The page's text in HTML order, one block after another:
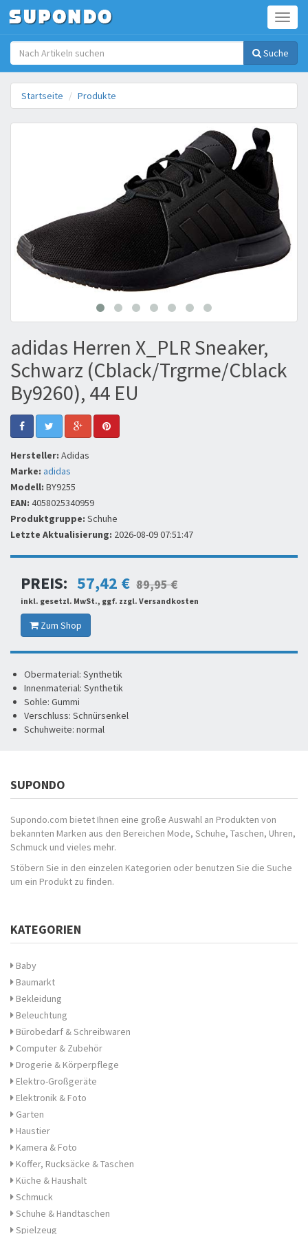
Suche
Startseite Produkte
adidas Herren X_PLR Sneaker,
Schwarz (Cblack/Trgrme/Cblack
By9260), 44 EU
Hersteller: Adidas
Marke: adidas
Modell: BY9255
EAN: 4058025340959
Produktgruppe: Schuhe
Letzte Aktualisierung: 2026-08-09 07:51:47
PREIS: 57,42 € 89,95 €
inkl. gesetzl. MwSt., ggf. zzgl. Versandkosten
Zum Shop
Obermaterial: Synthetik
Innenmaterial: Synthetik
Sohle: Gummi
Verschluss: Schnürsenkel
Schuhweite: normal
SUPONDO
Supondo.com bietet Ihnen eine große Auswahl an Produkten von
bekannten Marken aus den Bereichen Mode, Schuhe, Taschen, Uhren,
Schmuck und vieles mehr.
Stöbern Sie in den einzelen Kategorien oder benutzen Sie die Suche
um ein Produkt zu finden.
KATEGORIEN
Baby
Baumarkt
Bekleidung
Beleuchtung
Bürobedarf & Schreibwaren
Computer & Zubehör
Drogerie & Körperpflege
Elektro-Großgeräte
Elektronik & Foto
Garten
Haustier
Kamera & Foto
Koffer, Rucksäcke & Taschen
Küche & Haushalt
Schmuck
Schuhe & Handtaschen
Spielzeug